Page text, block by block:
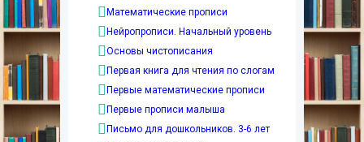
Математические прописи
Нейропрописи. Начальный уровень
Основы чистописания
Первая книга для чтения по слогам
Первые математические прописи
Первые прописи малыша
Письмо для дошкольников. 3-6 лет